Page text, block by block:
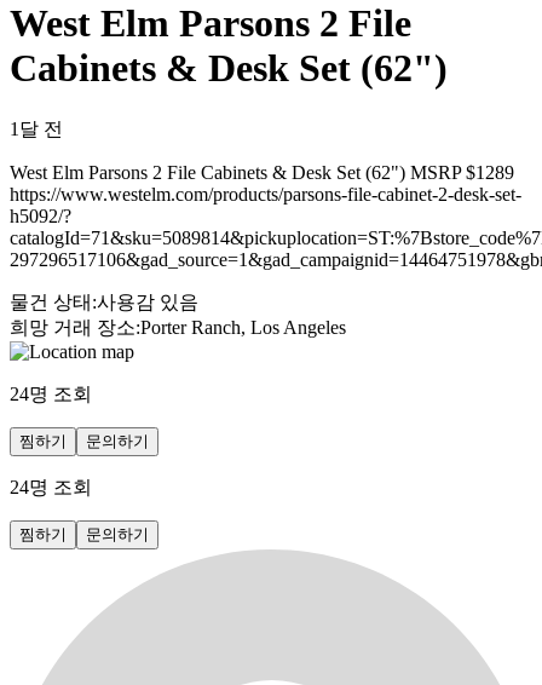
West Elm Parsons 2 File
Cabinets & Desk Set (62")
1달 전
West Elm Parsons 2 File Cabinets & Desk Set (62") MSRP $1289
https://www.westelm.com/products/parsons-file-cabinet-2-desk-set-
h5092/?
물건 상태 :사용감 있음
희망 거래 장소:Porter Ranch, Los Angeles
24명 조회
찜하기 문의하기
24명 조회
찜하기 문의하기